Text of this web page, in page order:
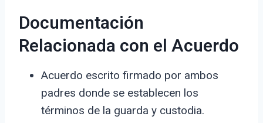
Documentación
Relacionada con el Acuerdo
Acuerdo escrito firmado por ambos
padres donde se establecen los
términos de la guarda y custodia.